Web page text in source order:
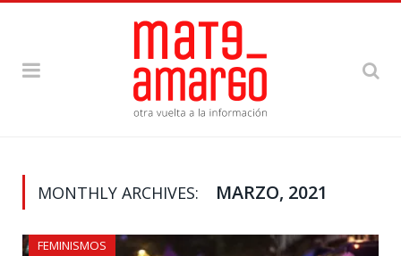
MONTHLY ARCHIVES: MARZO, 2021
FEMINISMOS